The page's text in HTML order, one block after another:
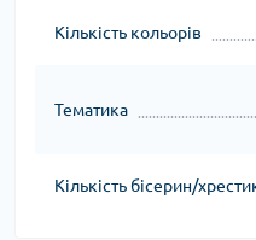
Кількість кольорів
Тематика
Кількість бісерин/